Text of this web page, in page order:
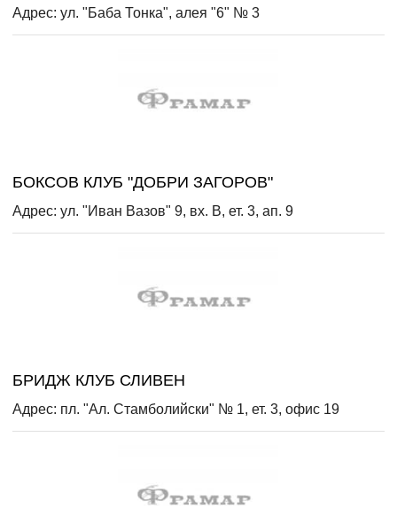
Адрес: ул. "Баба Тонка", алея "6" № 3
БОКСОВ КЛУБ "ДОБРИ ЗАГОРОВ"
Адрес: ул. "Иван Вазов" 9, вх. В, ет. 3, ап. 9
БРИДЖ КЛУБ СЛИВЕН
Адрес: пл. "Ал. Стамболийски" № 1, ет. 3, офис 19